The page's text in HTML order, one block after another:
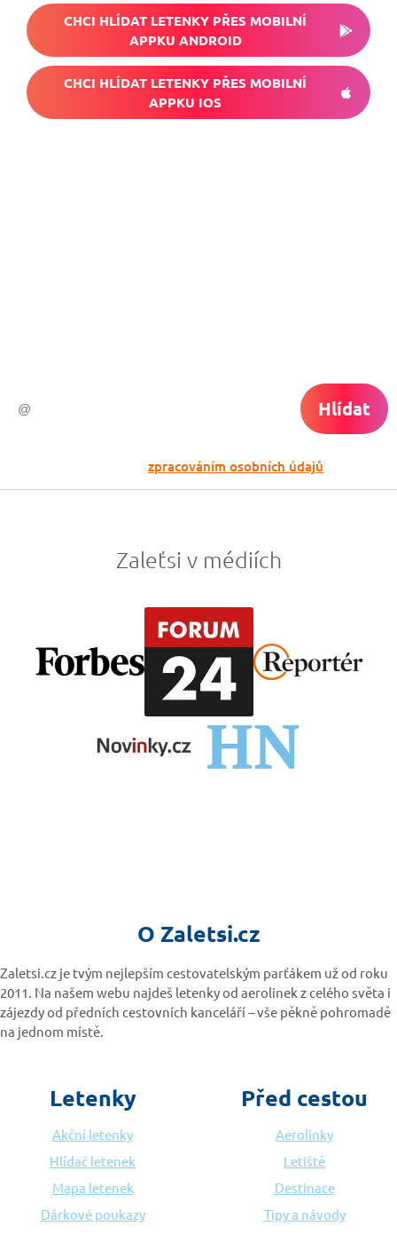
CHCI HLÍDAT LETENKY PŘES MOBILNÍ
APPKU ANDROID
CHCI HLÍDAT LETENKY PŘES MOBILNÍ
APPKU IOS
Hlídat
zpracováním osobních údajů
Zaleťsi v médiích
O Zaletsi.cz
Zaletsi.cz je tvým nejlepším cestovatelským parťákem už od roku
2011. Na našem webu najdeš letenky od aerolinek z celého světa i
zájezdy od předních cestovních kanceláří – vše pěkně pohromadě
na jednom místě.
Letenky
Akční letenky
Hlídač letenek
Mapa letenek
Dárkové poukazy
Před cestou
Aerolinky
Letiště
Destinace
Tipy a návody